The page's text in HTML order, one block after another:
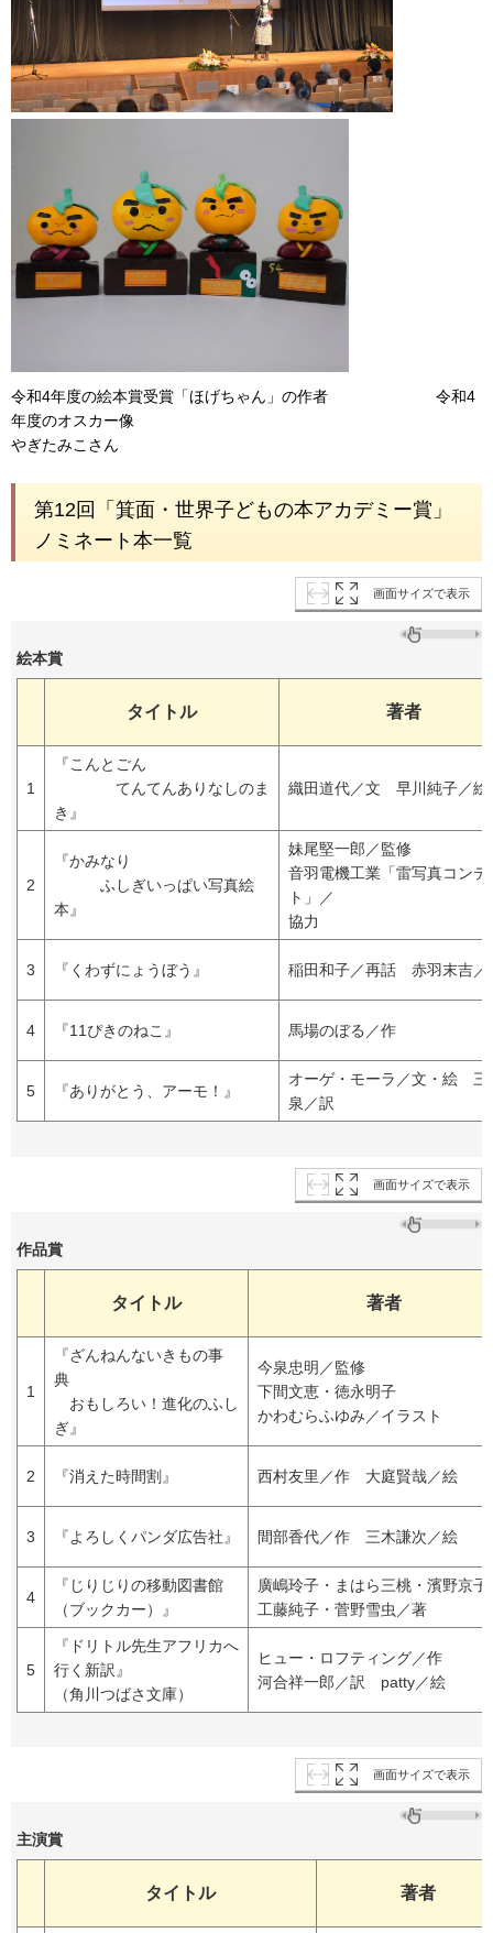
令和4年度の絵本賞受賞「ほげちゃん」の作者 令和4
年度のオスカー像
やぎたみこさん
第12回「箕面・世界子どもの本アカデミー賞」
ノミネート本一覧
画面サイズで表示
絵本賞
タイトル 著者
1
『こんとごん
てんてんありなしのま
き』
織田道代／文 早川純子／絵
2
『かみなり
ふしぎいっぱい写真絵
本』
妹尾堅一郎／監修
音羽電機工業「雷写真コンテ
ト」／
協力
3 『くわずにょうぼう』 稲田和子／再話 赤羽末吉／
4 『11ぴきのねこ』 馬場のぼる／作
5 『ありがとう、アーモ！』
オーゲ・モーラ／文・絵 三
泉／訳
画面サイズで表示
作品賞
タイトル 著者
1
『ざんねんないきもの事
典
おもしろい！進化のふし
ぎ』
今泉忠明／監修
下間文恵・徳永明子
かわむらふゆみ／イラスト
2 『消えた時間割』 西村友里／作 大庭賢哉／絵
3 『よろしくパンダ広告社』 間部香代／作 三木謙次／絵
4
『じりじりの移動図書館
（ブックカー）』
廣嶋玲子・まはら三桃・濱野京子
工藤純子・菅野雪虫／著
5
『ドリトル先生アフリカへ
行く新訳』
（角川つばさ文庫）
ヒュー・ロフティング／作
河合祥一郎／訳 patty／絵
画面サイズで表示
主演賞
タイトル 著者